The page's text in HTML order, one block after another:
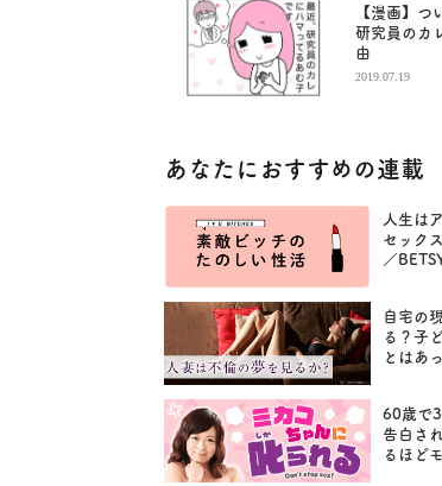
【漫画】
研究員のカ
由
2019.07.19
あなたにおすすめの連載
人生は
セック
／
自宅の
る？子
とはあ
60歳で
告白さ
るほど